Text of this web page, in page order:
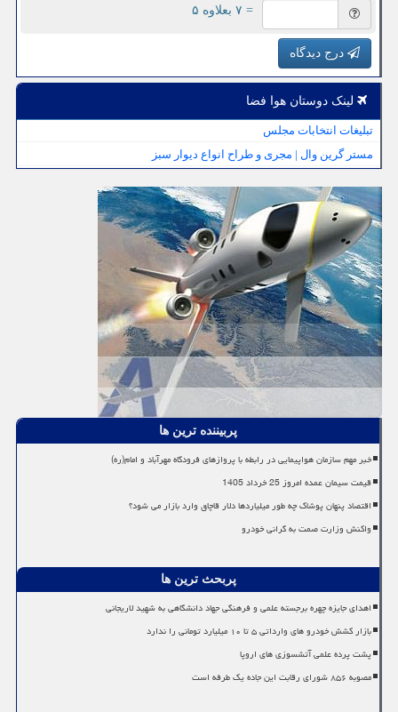
= ۷ بعلاوه ۵
درج دیدگاه
لینک دوستان هوا فضا
تبلیغات انتخابات مجلس
مستر گرین وال | مجری و طراح انواع دیوار سبز
پربیننده ترین ها
خبر مهم سازمان هواپیمایی در رابطه با پروازهای فرودگاه مهرآباد و امام(ره)
قیمت سیمان عمده امروز 25 خرداد 1405
اقتصاد پنهان پوشاک چه طور میلیاردها دلار قاچاق وارد بازار می شود؟
واکنش وزارت صمت به گرانی خودرو
پربحث ترین ها
اهدای جایزه چهره برجسته علمی و فرهنگی جهاد دانشگاهی به شهید لاریجانی
بازار کشش خودرو های وارداتی ۵ تا ۱۰ میلیارد تومانی را ندارد
پشت پرده علمی آتشسوزی های اروپا
مصوبه ۸۵۶ شورای رقابت این جاده یک طرفه است